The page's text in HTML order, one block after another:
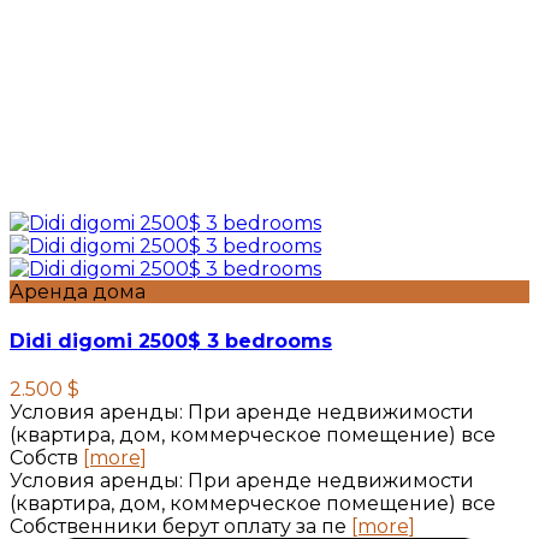
Аренда дома
Didi digomi 2500$ 3 bedrooms
2.500 $
Условия аренды: При аренде недвижимости
(квартира, дом, коммерческое помещение) все
Собств [more]
Условия аренды: При аренде недвижимости
(квартира, дом, коммерческое помещение) все
Собственники берут оплату за пе [more]